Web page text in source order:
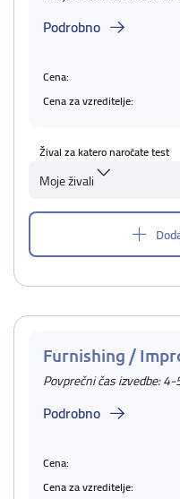
Podrobno
Cena:
Cena za vzreditelje:
Žival za katero naročate test
Moje živali
Furnishing /
Povprečni čas izvedbe:
Podrobno
Cena:
Cena za vzreditelje: